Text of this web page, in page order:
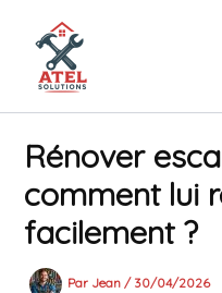
contenu
Rénover
comment lui
facilement ?
Par Jean/ 30/04/2026